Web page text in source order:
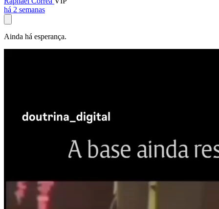
há 2 semanas
Ainda há esperança.